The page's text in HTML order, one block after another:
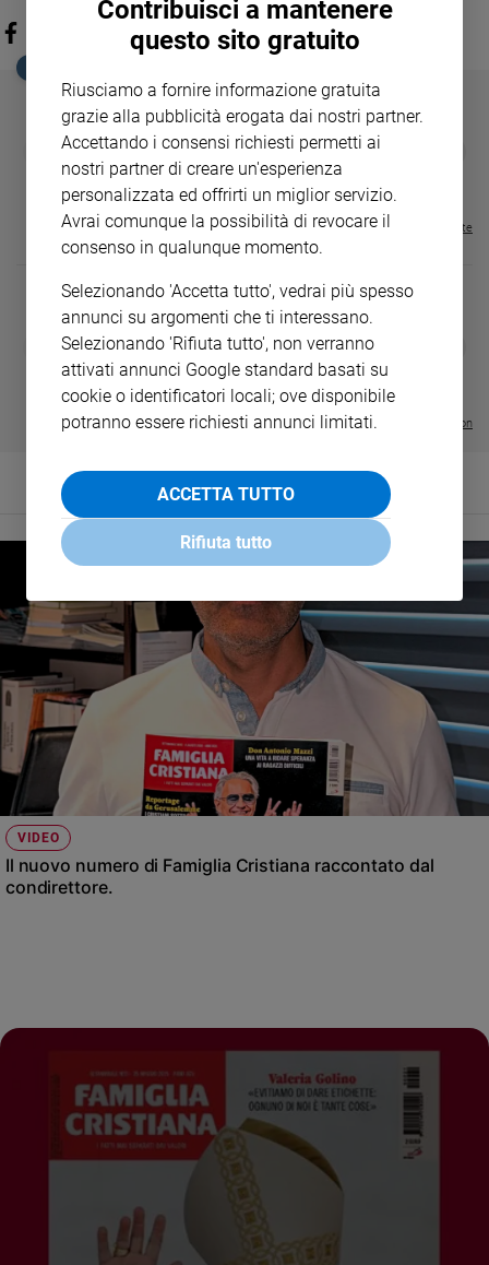
GBABY
€ 34,80
€ 21,90
FAMIGLIA CRISTIANA
€ 104,00 € 83,00
Visualizza tutte le riviste
- VOL DA 1 AL 5
€ 64,50
DIARIO G 2026-27
Visualizza tutte le collection
VIDEO
Il nuovo numero di Famiglia Cristiana raccontato dal
condirettore.
Contribuisci a mantenere
questo sito gratuito
Riusciamo a fornire informazione gratuita
grazie alla pubblicità erogata dai nostri partner.
Accettando i consensi richiesti permetti ai
nostri partner di creare un'esperienza
personalizzata ed offrirti un miglior servizio.
Avrai comunque la possibilità di revocare il
consenso in qualunque momento.
Selezionando 'Accetta tutto', vedrai più spesso
annunci su argomenti che ti interessano.
Selezionando 'Rifiuta tutto', non verranno
attivati annunci Google standard basati su
cookie o identificatori locali; ove disponibile
potranno essere richiesti annunci limitati.
ACCETTA TUTTO
Rifiuta tutto